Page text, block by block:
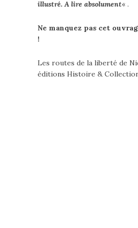
illustré. A lire absolument« .
Ne manquez pas cet
!
Les routes de la liberté de
éditions Histoire &